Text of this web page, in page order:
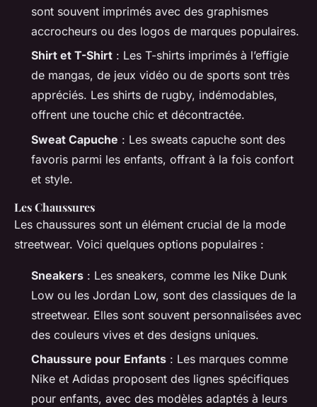
sont souvent imprimés avec des graphismes
accrocheurs ou des logos de marques populaires.
Shirt et T-Shirt : Les T-shirts imprimés à l’effigie
de mangas, de jeux vidéo ou de sports sont très
appréciés. Les shirts de rugby, indémodables,
offrent une touche chic et décontractée.
Sweat Capuche : Les sweats capuche sont des
favoris parmi les enfants, offrant à la fois confort
et style.
Les Chaussures
Les chaussures sont un élément crucial de la mode
streetwear. Voici quelques options populaires :
Sneakers : Les sneakers, comme les Nike Dunk
Low ou les Jordan Low, sont des classiques de la
streetwear. Elles sont souvent personnalisées avec
des couleurs vives et des designs uniques.
Chaussure pour Enfants : Les marques comme
Nike et Adidas proposent des lignes spécifiques
pour enfants, avec des modèles adaptés à leurs